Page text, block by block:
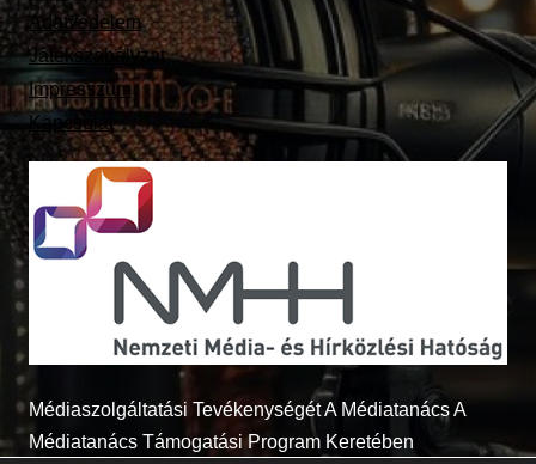
Adatvédelem
Játékszabályzat
Impresszum
Kapcsolat
Médiaszolgáltatási Tevékenységét A Médiatanács A
Médiatanács Támogatási Program Keretében